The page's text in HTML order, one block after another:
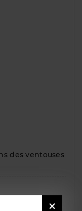
des ventouses
